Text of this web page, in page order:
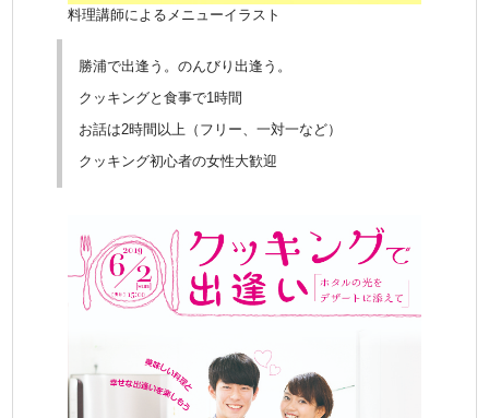
料理講師によるメニューイラスト
勝浦で出逢う。のんびり出逢う。
クッキングと食事で1時間
お話は2時間以上（フリー、一対一など）
クッキング初心者の女性大歓迎